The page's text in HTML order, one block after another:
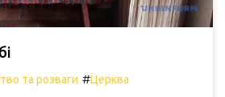
та розваги #Церква